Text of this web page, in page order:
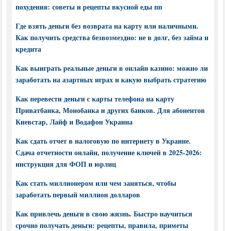
похудения: советы и рецепты вкусной еды пп
Где взять деньги без возврата на карту или наличными.
Как получить средства безвозмездно: не в долг, без займа и
кредита
Как выиграть реальные деньги в онлайн казино: можно ли
заработать на азартных играх и какую выбрать стратегию
Как перевести деньги с карты телефона на карту
Приватбанка, Монобанка и других банков. Для абонентов
Киевстар, Лайф и Водафон Украина
Как сдать отчет в налоговую по интернету в Украине.
Сдача отчетности онлайн, получение ключей в 2025-2026:
инструкция для ФОП и юрлиц
Как стать миллионером или чем заняться, чтобы
заработать первый миллион долларов
Как привлечь деньги в свою жизнь. Быстро научиться
срочно получать деньги: рецепты, правила, приметы